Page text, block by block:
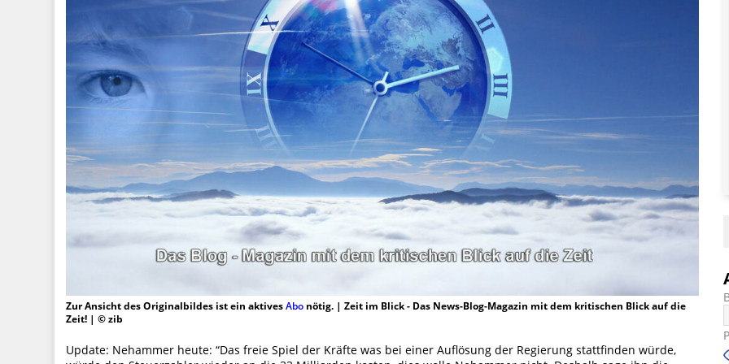
Zur Ansicht des Originalbildes ist ein aktivesAbo nötig. | Zeit im Blick - Das News-Blog-Magazin mit dem kritischen Blick auf die
Zeit! | © zib
Update: Nehammer heute: “Das freie Spiel der Kräfte was bei einer Auflösung der Regierung stattfinden würde,